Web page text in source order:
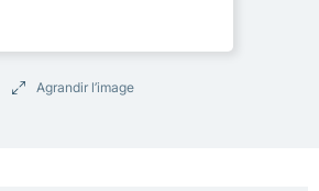
Agrandir l’image